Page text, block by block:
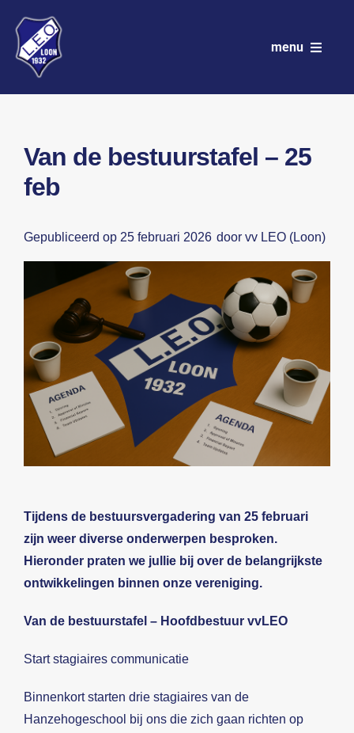
naar
inhoud
menu
Club
Teams
Sponsoren
Activiteitenkalender
Beeldbank
Van de bestuurstafel – 25
feb
Gepubliceerd op 25 februari 2026 door vv LEO (Loon)
Tijdens de bestuursvergadering van 25 februari
zijn weer diverse onderwerpen besproken.
Hieronder praten we jullie bij over de belangrijkste
ontwikkelingen binnen onze vereniging.
Van de bestuurstafel – Hoofdbestuur vvLEO
Start stagiaires communicatie
Binnenkort starten drie stagiaires van de
Hanzehogeschool bij ons die zich gaan richten op